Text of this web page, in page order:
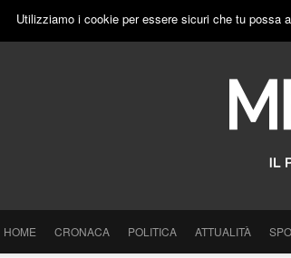
VENERDÌ, 7 AGOSTO 2026 PUBBLICITÀ
HOME CRONACA POLITICA ATTUALITÀ
Utilizziamo i cookie per essere sicuri che tu possa